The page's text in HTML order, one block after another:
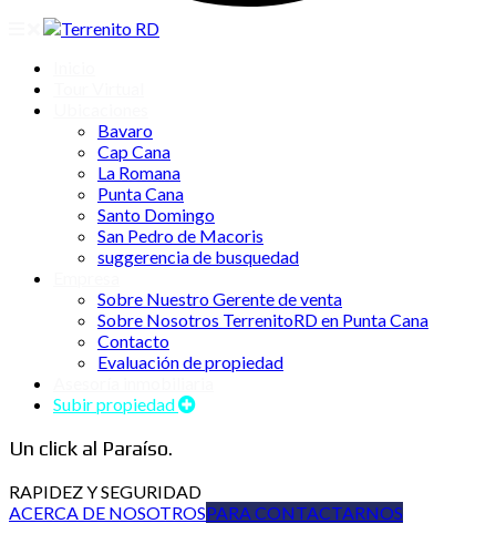
Bavaro
Cap Cana
La Romana
Punta Cana
Santo Domingo
San Pedro de Macoris
suggerencia de busquedad
Sobre Nuestro Gerente de venta
Sobre Nosotros TerrenitoRD en Punta Cana
Contacto
Evaluación de propiedad
Subir propiedad
Un click al Paraíso.
RAPIDEZ Y SEGURIDAD
ACERCA DE NOSOTROSPARA CONTACTARNOS